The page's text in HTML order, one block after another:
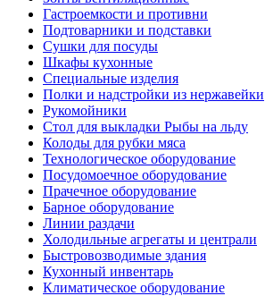
Гастроемкости и противни
Подтоварники и подставки
Сушки для посуды
Шкафы кухонные
Специальные изделия
Полки и надстройки из нержавейки
Рукомойники
Стол для выкладки Рыбы на льду
Колоды для рубки мяса
Технологическое оборудование
Посудомоечное оборудование
Прачечное оборудование
Барное оборудование
Линии раздачи
Холодильные агрегаты и централи
Быстровозводимые здания
Кухонный инвентарь
Климатическое оборудование